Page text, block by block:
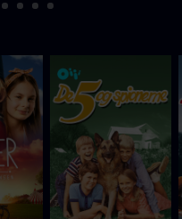
Danmarks vildeste